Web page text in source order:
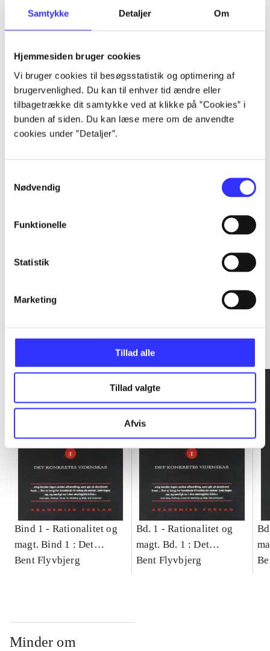
Samtykke Detaljer Om
Hjemmesiden bruger cookies
Vi bruger cookies til besøgsstatistik og optimering af
brugervenlighed. Du kan til enhver tid ændre eller
tilbagetrække dit samtykke ved at klikke på ”Cookies” i
bunden af siden. Du kan læse mere om de anvendte
cookies under ”Detaljer”.
Nødvendig
Funktionelle
Statistik
Marketing
Tillad alle
Tillad valgte
Afvis
Artikler
...
...
...
...
Gå til serien
Bind 1 - Rationalitet og
magt. Bind 1 : Det
konkretes videnskab
Bent Flyvbjerg
Bd. 1 -Rationalitet og
magt. Bd. 1 : Det
konkretes videnskab
Bent Flyvbjerg
Minder om